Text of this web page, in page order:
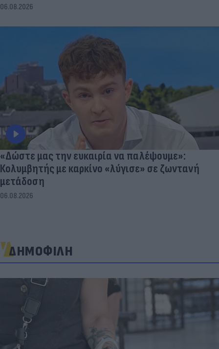
06.08.2026
«Δώστε μας την ευκαιρία να παλέψουμε»:
Κολυμβητής με καρκίνο «λύγισε» σε ζωντανή
μετάδοση
06.08.2026
ΔΗΜΟΦΙΛΗ